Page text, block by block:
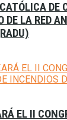
DE
DE LA RED
EL II